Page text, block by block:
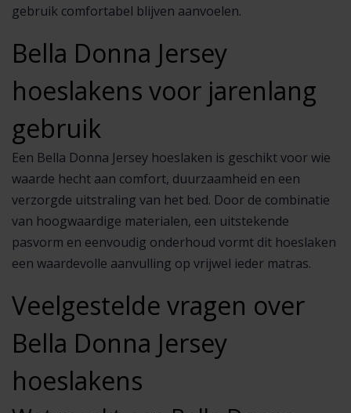
gebruik comfortabel blijven aanvoelen.
Bella Donna Jersey
hoeslakens voor jarenlang
gebruik
Een Bella Donna Jersey hoeslaken is geschikt voor wie
waarde hecht aan comfort, duurzaamheid en een
verzorgde uitstraling van het bed. Door de combinatie
van hoogwaardige materialen, een uitstekende
pasvorm en eenvoudig onderhoud vormt dit hoeslaken
een waardevolle aanvulling op vrijwel ieder matras.
Veelgestelde vragen over
Bella Donna Jersey
hoeslakens